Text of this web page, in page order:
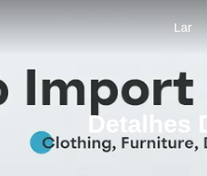
Lar
Detalhes